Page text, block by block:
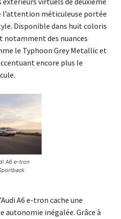
méticuleuse portée
Disponible dans huit coloris
des nuances
le Typhoon Grey Metallic et
encore plus le
A6 e-tron
A6 e-tron cache une
autonomie inégalée. Grâce à